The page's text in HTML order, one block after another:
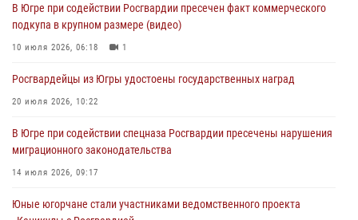
Офицеры Росгвардии и ветераны войск правопорядка почтили
память генерала армии Ивана Кирилловича Яковлева
В Югре при силовой поддержке ОМОН Росгвардии задержаны
06 августа 2026, 09:07 2 1
Урайский отдел вневедомственной охраны Росгвардии отмечает
05 августа 2026, 12:01 3
В Югре при содействии Росгвардии пресечен факт коммерческого
подкупа в крупном размере (видео)
10 июля 2026, 06:18 1
Росгвардейцы из Югры удостоены государственных наград
20 июля 2026, 10:22
В Югре при содействии спецназа Росгвардии пресечены нарушения
миграционного законодательства
14 июля 2026, 09:17
Юные югорчане стали участниками ведомственного проекта